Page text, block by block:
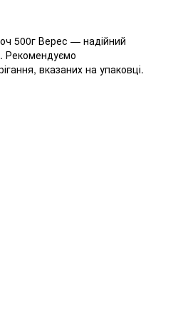
500г Верес — надійний
Рекомендуємо
вказаних на упаковці.